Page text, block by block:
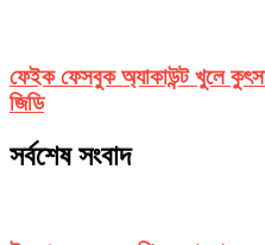
ফেইক ফেসবুক অ্যাকাউন্ট খুলে
জিডি
সর্বশেষ সংবাদ